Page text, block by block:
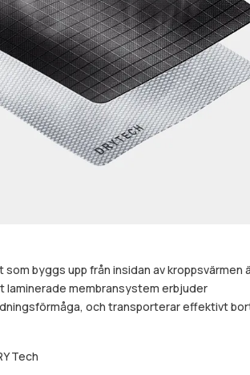
byggs upp från insidan av kroppsvärmen
laminerade membransystem erbjuder
och transporterar effektivt
Tech